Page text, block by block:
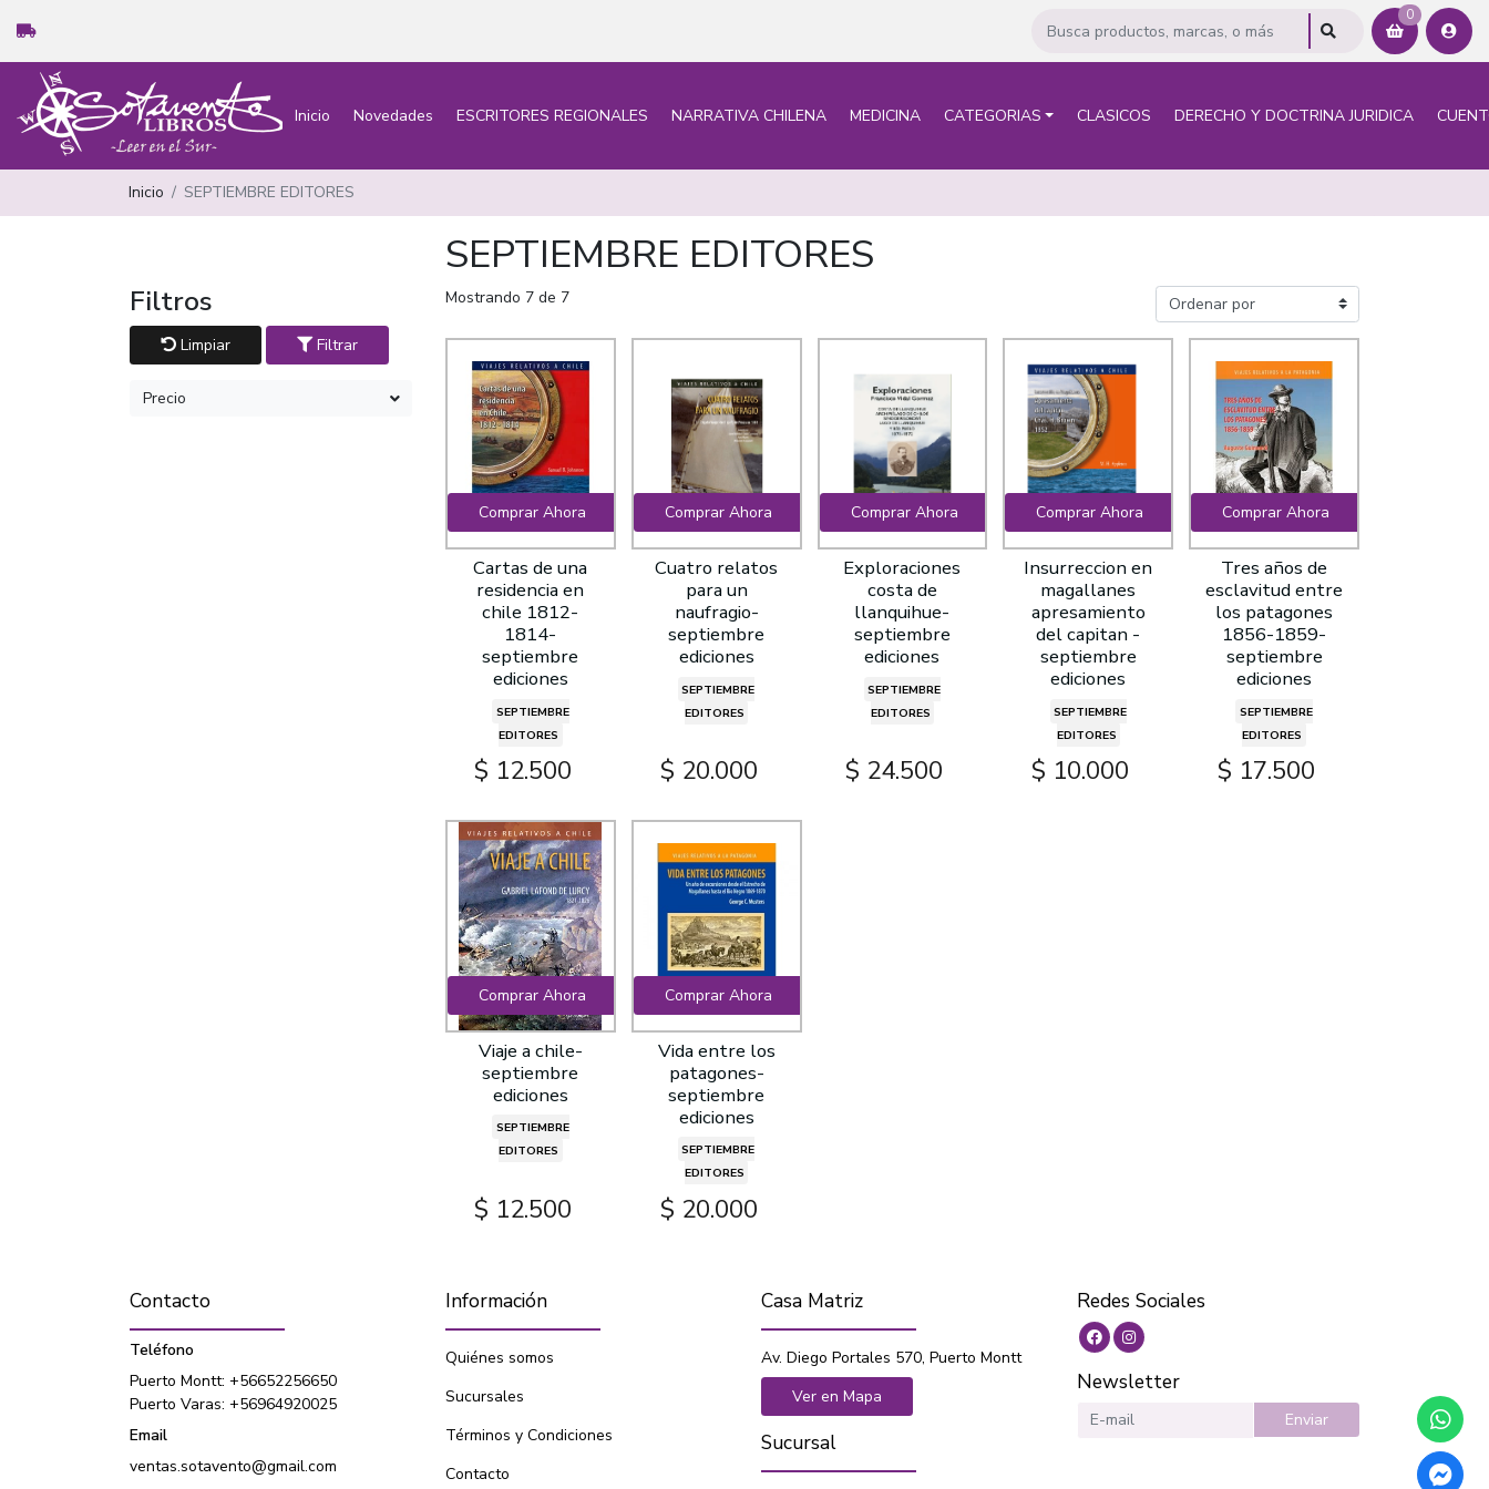
0
Inicio Novedades ESCRITORES REGIONALES NARRATIVA CHILENA MEDICINA CATEGORIAS CLASICOS DERECHO Y DOCTRINA JURIDICA
Inicio SEPTIEMBRE EDITORES
SEPTIEMBRE EDITORES
Filtros
Limpiar Filtrar
Precio
Mostrando 7 de 7
Comprar Ahora
Cartas de una
residencia en
chile 1812-
1814-
septiembre
ediciones
SEPTIEMBRE
EDITORES
$ 12.500
Comprar Ahora
Cuatro relatos
para un
naufragio-
septiembre
ediciones
SEPTIEMBRE
EDITORES
$ 20.000
Comprar Ahora
Exploraciones
costa de
llanquihue-
septiembre
ediciones
SEPTIEMBRE
EDITORES
$ 24.500
Comprar Ahora
Insurreccion en
magallanes
apresamiento
del capitan -
septiembre
ediciones
SEPTIEMBRE
EDITORES
$ 10.000
Comprar Ahora
Tres años de
esclavitud entre
los patagones
1856-1859-
septiembre
ediciones
SEPTIEMBRE
EDITORES
$ 17.500
Comprar Ahora
Viaje a chile-
septiembre
ediciones
SEPTIEMBRE
EDITORES
$ 12.500
Comprar Ahora
Vida entre los
patagones-
septiembre
ediciones
SEPTIEMBRE
EDITORES
$ 20.000
Contacto
Teléfono
Puerto Montt: +56652256650
Puerto Varas: +56964920025
Email
ventas.sotavento@gmail.com
Información
Quiénes somos
Sucursales
Términos y Condiciones
Contacto
Casa Matriz
Av. Diego Portales 570, Puerto Montt
Ver en Mapa
Sucursal
Redes Sociales
Newsletter
Enviar